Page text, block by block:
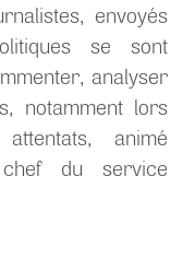
envoyés
se sont
analyser
notamment lors
animé
du service